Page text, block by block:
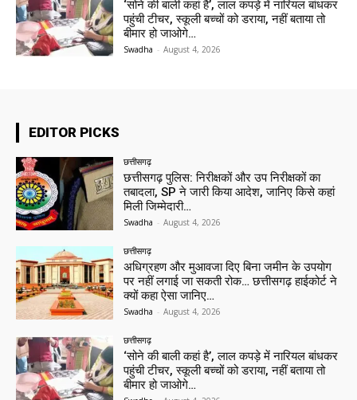
‘सोने की बाली कहां है’, लाल कपड़े में नारियल बांधकर
पहुंची टीचर, स्कूली बच्चों को डराया, नहीं बताया तो
बीमार हो जाओगे…
Swadha - August 4, 2026
EDITOR PICKS
छत्तीसगढ़
छत्तीसगढ़ पुलिस: निरीक्षकों और उप निरीक्षकों का
तबादला, SP ने जारी किया आदेश, जानिए किसे कहां
मिली जिम्मेदारी…
Swadha - August 4, 2026
छत्तीसगढ़
अधिग्रहण और मुआवजा दिए बिना जमीन के उपयोग
पर नहीं लगाई जा सकती रोक… छत्तीसगढ़ हाईकोर्ट ने
क्यों कहा ऐसा जानिए…
Swadha - August 4, 2026
छत्तीसगढ़
‘सोने की बाली कहां है’, लाल कपड़े में नारियल बांधकर
पहुंची टीचर, स्कूली बच्चों को डराया, नहीं बताया तो
बीमार हो जाओगे…